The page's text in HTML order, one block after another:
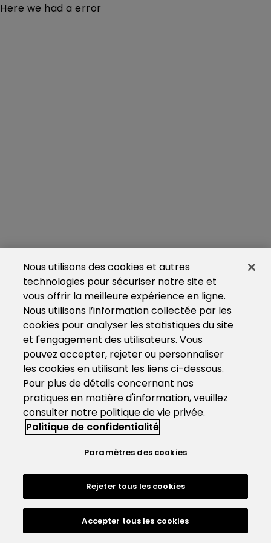
Here we had a error
Nous utilisons des cookies et autres
technologies pour sécuriser notre site et
vous offrir la meilleure expérience en ligne.
Nous utilisons l’information collectée par les
cookies pour analyser les statistiques du site
et l'engagement des utilisateurs. Vous
pouvez accepter, rejeter ou personnaliser
les cookies en utilisant les liens ci-dessous.
Pour plus de détails concernant nos
pratiques en matière d'information, veuillez
consulter notre politique de vie privée.
Politique de confidentialité
Paramètres des cookies
Rejeter tous les cookies
Accepter tous les cookies